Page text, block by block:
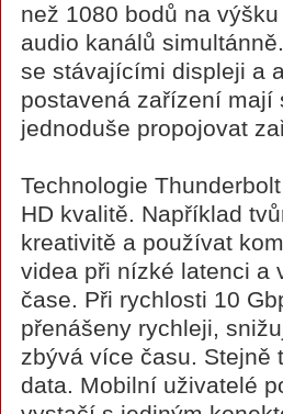
než 1080 bodů na
audio kanálů
se stávajícími displeji a
postavená zařízení mají
jednoduše propojovat
Technologie
HD kvalitě. Například
kreativitě a používat
videa při nízké latenci a
čase. Při rychlosti 10
přenášeny rychleji,
zbývá více času. Stejně
data. Mobilní uživatelé